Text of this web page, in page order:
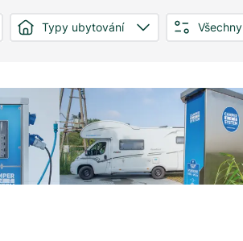
Typy ubytování Všechny